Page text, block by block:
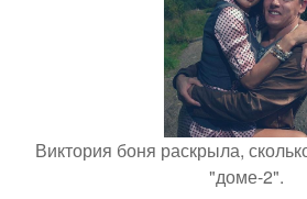
Виктория боня раскрыла,
"доме-2".